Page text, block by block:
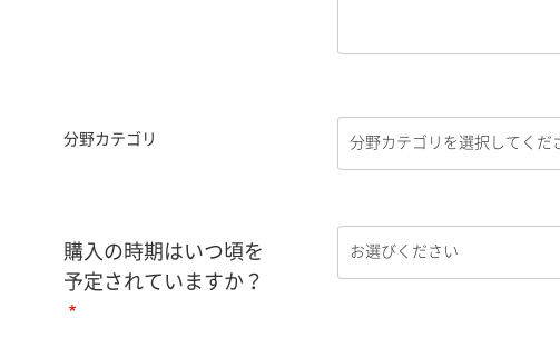
分野カテゴリ
購入の時期はいつ頃を
予定されていますか？